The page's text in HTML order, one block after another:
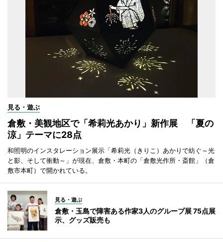
見る・遊ぶ
倉敷・美観地区で「希莉光あかり」新作展 「夏の
涼」テーマに28点
和照明のインスタレーション展示「希莉光（きりこ）あかりで紡ぐ～光
と影、そして衝動～」が現在、倉敷・本町の「倉敷光作所・斎館」（倉
敷市本町）で開かれている。
見る・遊ぶ
倉敷・玉島で障害ある作家3人のグループ展 75点展
示、グッズ販売も